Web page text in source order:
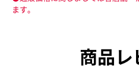
ます。
商品レ